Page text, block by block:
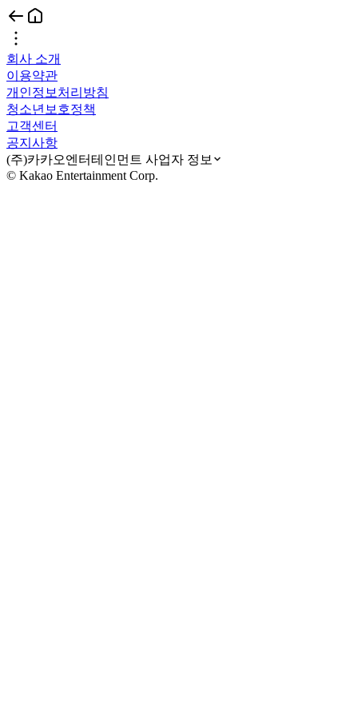
회사 소개
이용약관
개인정보처리방침
청소년보호정책
고객센터
공지사항
(주)카카오엔터테인먼트 사업자 정보
© Kakao Entertainment Corp.